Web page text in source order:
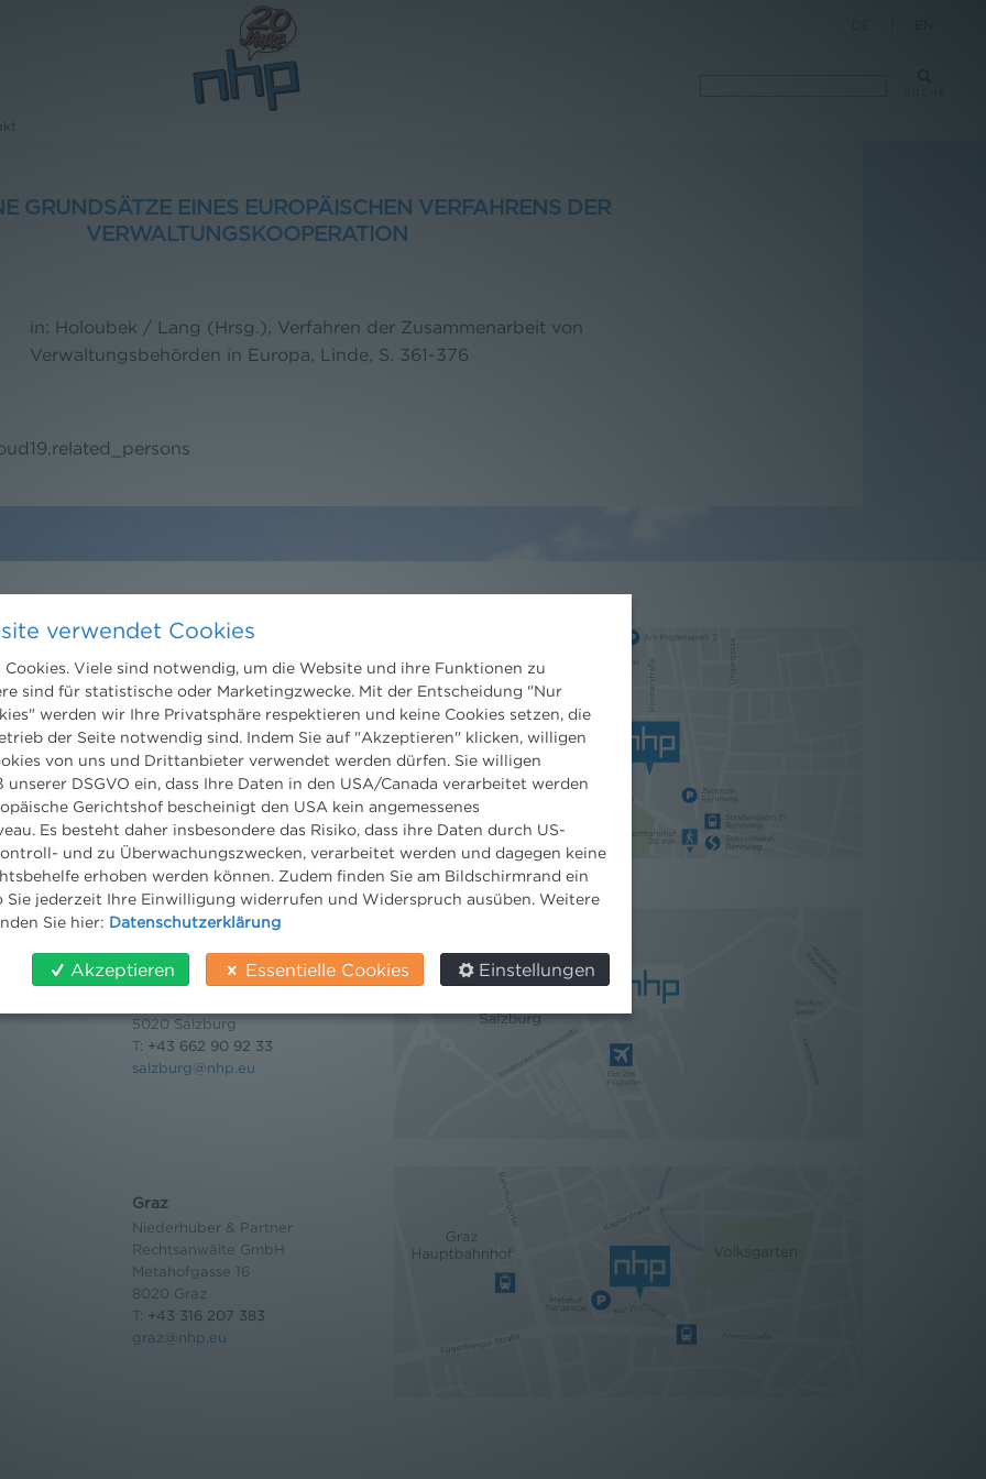
GRUNDSÄTZE EINES EUROPÄISCHEN VERFAHRENS DER
VERWALTUNGSKOOPERATION
in: Holoubek / Lang (Hrsg.), Verfahren der Zusammenarbeit von
Verwaltungsbehörden in Europa, Linde, S. 361-376
Kontakt
Wien
Niederhuber & Partner
Rechtsanwälte GmbH
Reisnerstraße 53, 1030 Wien
T:+43 1 513 21 24-0
F: +43 1 513 21 24-300
office@nhp.eu
Salzburg
Niederhuber & Partner
Rechtsanwälte GmbH
5020 Salzburg
T: +43 662 90 92 33
salzburg@nhp.eu
Graz
Niederhuber & Partner
Rechtsanwälte GmbH
Metahofgasse 16
8020 Graz
T: +43 316 207 383
graz@nhp.eu
verwendet Cookies
Viele sind notwendig, um die Website und ihre Funktionen zu
sind für statistische oder Marketingzwecke. Mit der Entscheidung "Nur
werden wir Ihre Privatsphäre respektieren und keine Cookies setzen, die
der Seite notwendig sind. Indem Sie auf "Akzeptieren" klicken, willigen
von uns und Drittanbieter verwendet werden dürfen. Sie willigen
unserer DSGVO ein, dass Ihre Daten in den USA/Canada verarbeitet werden
Gerichtshof bescheinigt den USA kein angemessenes
Es besteht daher insbesondere das Risiko, dass ihre Daten durch US-
und zu Überwachungszwecken, verarbeitet werden und dagegen keine
erhoben werden können. Zudem finden Sie am Bildschirmrand ein
Sie jederzeit Ihre Einwilligung widerrufen und Widerspruch ausüben. Weitere
Sie hier: Datenschutzerklärung
Akzeptieren Essentielle Cookies Einstellungen